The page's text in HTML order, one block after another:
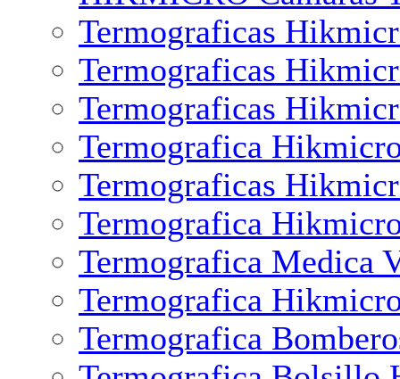
Termograficas
Termograficas
Termograficas
Termografica
Termograficas
Termografica
Termografica Medica
Termografica
Termografica